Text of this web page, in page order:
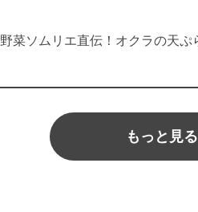
野菜ソムリエ直伝！オクラの天
もっと見る